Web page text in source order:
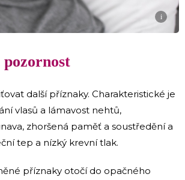
i
další příznaky. Charakteristické je
vlasů a lámavost nehtů,
zhoršená paměť a soustředění a
tep a nízký krevní tlak.
příznaky otočí do opačného